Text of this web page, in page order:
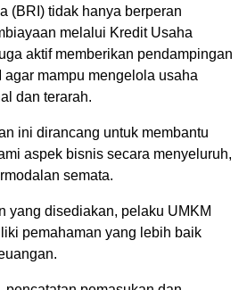
(BRI) tidak hanya berperan
melalui Kredit Usaha
aktif memberikan pendampingan
agar mampu mengelola usaha
dan terarah.
ini dirancang untuk membantu
aspek bisnis secara menyeluruh,
semata.
yang disediakan, pelaku UMKM
pemahaman yang lebih baik